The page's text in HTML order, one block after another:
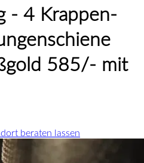
- 4 Krappen-
585/- mit
beraten lassen